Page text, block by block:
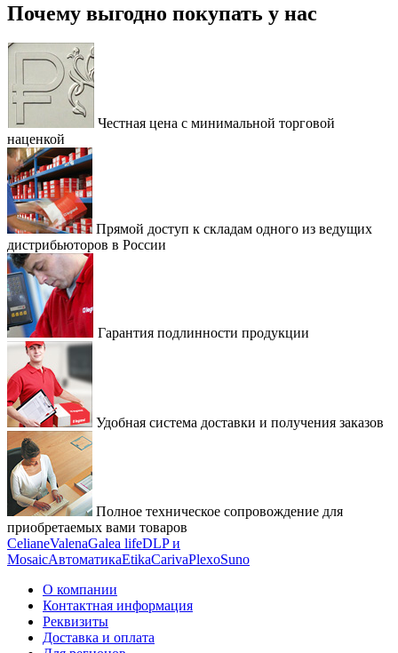
Почему выгодно покупать у нас
Честная цена с минимальной торговой
наценкой
Прямой доступ к складам одного из ведущих
дистрибьюторов в России
Гарантия подлинности продукции
Удобная система доставки и получения заказов
Полное техническое сопровождение для
приобретаемых вами товаров
CelianeValenaGalea lifeDLP и
MosaicАвтоматикаEtikaCarivaPlexoSuno
О компании
Контактная информация
Реквизиты
Доставка и оплата